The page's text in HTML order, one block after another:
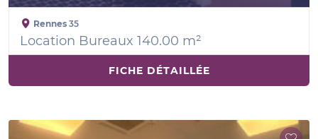
Rennes 35
Location Bureaux 140.00 m²
FICHE DÉTAILLÉE